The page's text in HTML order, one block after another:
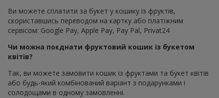
Ви можете сплатити за букет у кошику із фруктів,
скориставшись переводом на картку або платіжним
сервісом: Google Pay, Apple Pay, Pay Pal, Privat24
Чи можна поєднати фруктовий кошик із букетом
квітів?
Так, ви можете замовити кошик із фруктами та букет квітів
або будь-який комбінований варіант з подарунками і
солодощами в одному замовленні.